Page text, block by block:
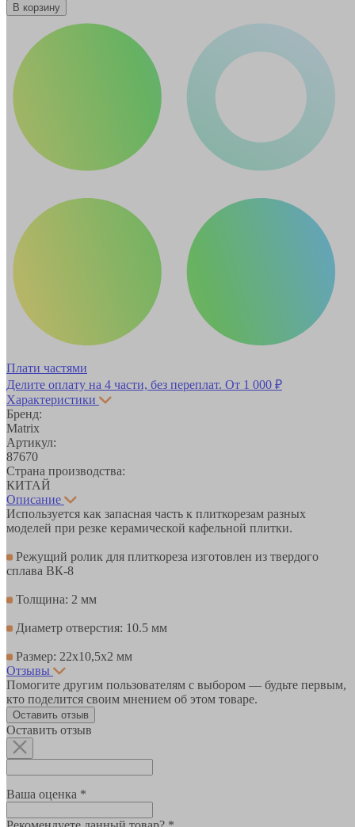
В корзину
Плати частями
Делите оплату на 4 части, без переплат. От 1 000 ₽
Характеристики
Бренд:
Matrix
Артикул:
87670
Страна производства:
КИТАЙ
Описание
Используется как запасная часть к плиткорезам разных
моделей при резке керамической кафельной плитки.
Режущий ролик для плиткореза изготовлен из твердого
сплава ВК-8
Толщина: 2 мм
Диаметр отверстия: 10.5 мм
Размер: 22х10,5х2 мм
Отзывы
Помогите другим пользователям с выбором — будьте первым,
кто поделится своим мнением об этом товаре.
Оставить отзыв
Оставить отзыв
Ваша оценка *